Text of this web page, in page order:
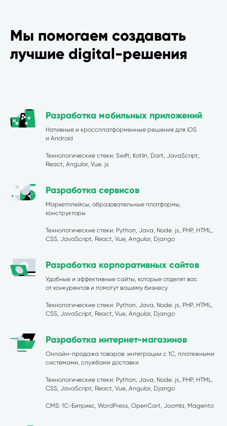
Мы помогаем создавать
лучшие digital-решения
Разработка мобильных приложений
Нативные и кроссплатформенные решения для iOS
и Android
Технологические стеки: Swift, Kotlin, Dart, JavaScript,
React, Angular, Vue. js
Разработка сервисов
Маркетплейсы, образовательные платформы,
конструкторы
Технологические стеки: Python, Java, Node. js, PHP, HTML,
CSS, JavaScript, React, Vue, Angular, Django
Разработка корпоративных сайтов
Удобные и эффективные сайты, которые отделят вас
от конкурентов и помогут вашему бизнесу
Технологические стеки: Python, Java, Node. js, PHP, HTML,
CSS, JavaScript, React, Vue, Angular, Django
Разработка интернет-магазинов
Онлайн-продажа товаров: интеграции с 1С, платежными
системами, службами доставки
Технологические стеки: Python, Java, Node. js, PHP, HTML,
CSS, JavaScript, React, Vue, Angular, Django
CMS: 1С-Битрикс, WordPress, OpenCart, Joomla, Magento